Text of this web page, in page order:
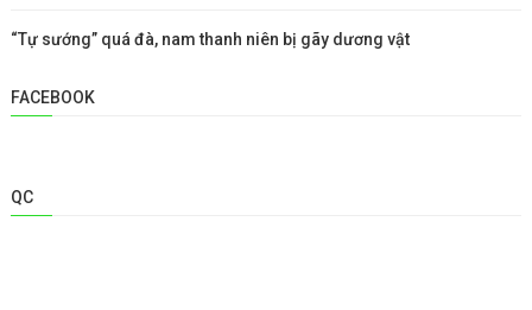
“Tự sướng” quá đà, nam thanh niên bị gãy dương vật
FACEBOOK
QC